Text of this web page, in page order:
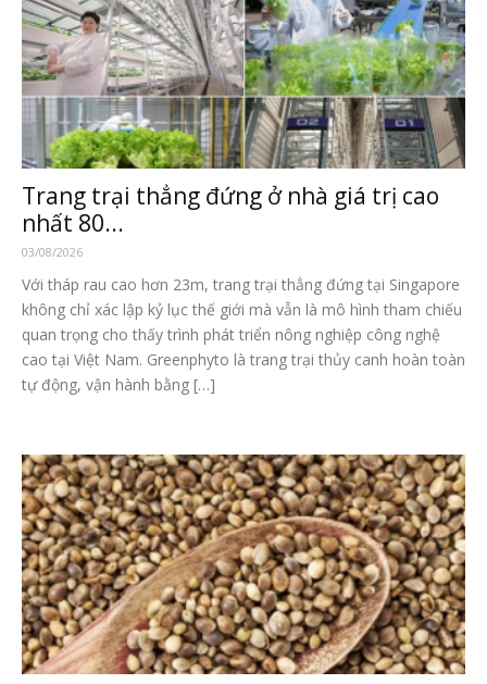
Trang trại thẳng đứng ở nhà giá trị cao
nhất 80...
03/08/2026
Với tháp rau cao hơn 23m, trang trại thẳng đứng tại Singapore
không chỉ xác lập kỷ lục thế giới mà vẫn là mô hình tham chiếu
quan trọng cho thấy trình phát triển nông nghiệp công nghệ
cao tại Việt Nam. Greenphyto là trang trại thủy canh hoàn toàn
tự động, vận hành bằng […]